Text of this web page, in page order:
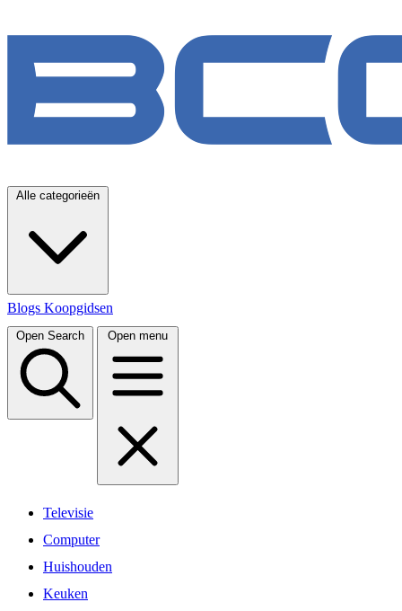
Alle categorieën
Blogs Koopgidsen
Open Search Open menu
Televisie
Computer
Huishouden
Keuken